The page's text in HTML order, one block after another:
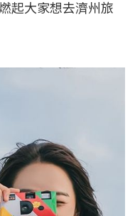
起大家想去濟州旅